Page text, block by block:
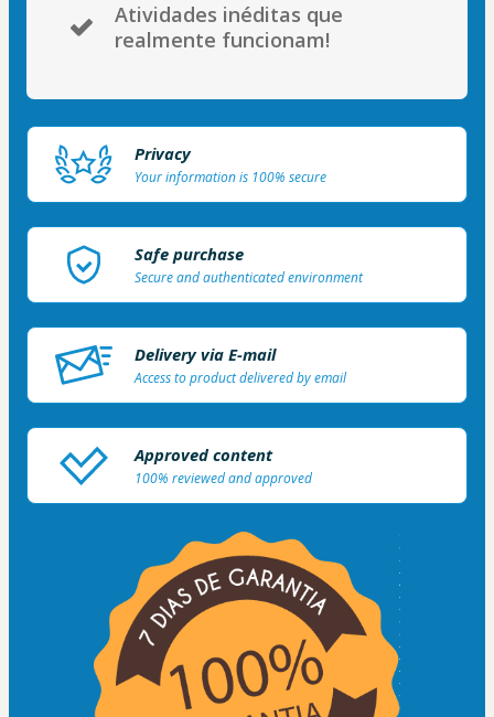
Atividades inéditas que
realmente funcionam!
Privacy
Your information is 100% secure
Safe purchase
Secure and authenticated environment
Delivery via E-mail
Access to product delivered by email
Approved content
100% reviewed and approved